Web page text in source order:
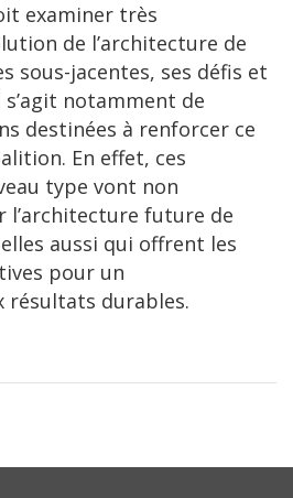
examiner très
de l’architecture de
sous-jacentes, ses défis et
notamment de
destinées à renforcer ce
En effet, ces
type vont non
l’architecture future de
aussi qui offrent les
pour un
résultats durables.